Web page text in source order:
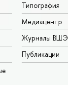
Типография
Медиацентр
Журналы ВШЭ
Публикации